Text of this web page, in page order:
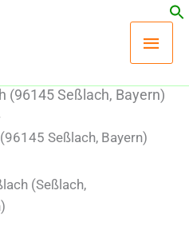
(96145 Seßlach, Bayern)
Seßlach, Bayern)
(Seßlach,